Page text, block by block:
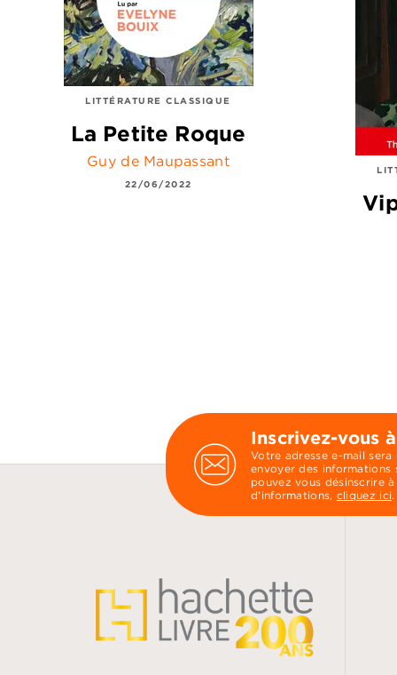
LITTÉRATURE CLASSIQUE
La Petite Roque
Guy de Maupassant
22/06/2022
Inscrivez-vous
Votre adresse e-mail
envoyer des informations
pouvez vous désinscrire
d’informations, cliquez ici.